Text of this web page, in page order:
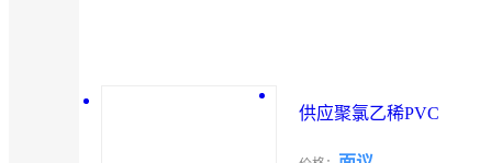
供应聚氯乙稀PVC